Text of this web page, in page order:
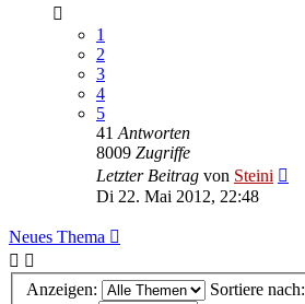
1
2
3
4
5
41 Antworten
8009 Zugriffe
Letzter Beitrag von Steini
Di 22. Mai 2012, 22:48
Neues Thema
Anzeigen:
Sortiere nach: